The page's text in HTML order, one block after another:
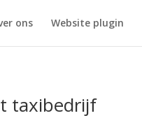
ons Website plugin
taxibedrijf